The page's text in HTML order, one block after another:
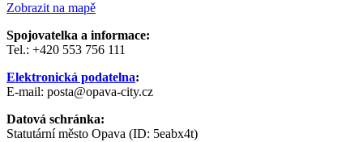
Zobrazit na mapě
Spojovatelka a informace:
Tel.: +420 553 756 111
Elektronická podatelna:
E-mail: posta@opava-city.cz
Datová schránka:
Statutární město Opava (ID: 5eabx4t)